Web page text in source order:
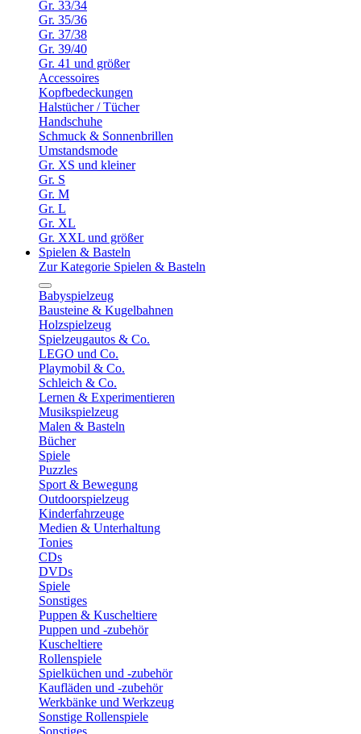
Gr. 33/34
Gr. 35/36
Gr. 37/38
Gr. 39/40
Gr. 41 und größer
Accessoires
Kopfbedeckungen
Halstücher / Tücher
Handschuhe
Schmuck & Sonnenbrillen
Umstandsmode
Gr. XS und kleiner
Gr. S
Gr. M
Gr. L
Gr. XL
Gr. XXL und größer
Spielen & Basteln
Zur Kategorie Spielen & Basteln
Babyspielzeug
Bausteine & Kugelbahnen
Holzspielzeug
Spielzeugautos & Co.
LEGO und Co.
Playmobil & Co.
Schleich & Co.
Lernen & Experimentieren
Musikspielzeug
Malen & Basteln
Bücher
Spiele
Puzzles
Sport & Bewegung
Outdoorspielzeug
Kinderfahrzeuge
Medien & Unterhaltung
Tonies
CDs
DVDs
Spiele
Sonstiges
Puppen & Kuscheltiere
Puppen und -zubehör
Kuscheltiere
Rollenspiele
Spielküchen und -zubehör
Kaufläden und -zubehör
Werkbänke und Werkzeug
Sonstige Rollenspiele
Sonstiges